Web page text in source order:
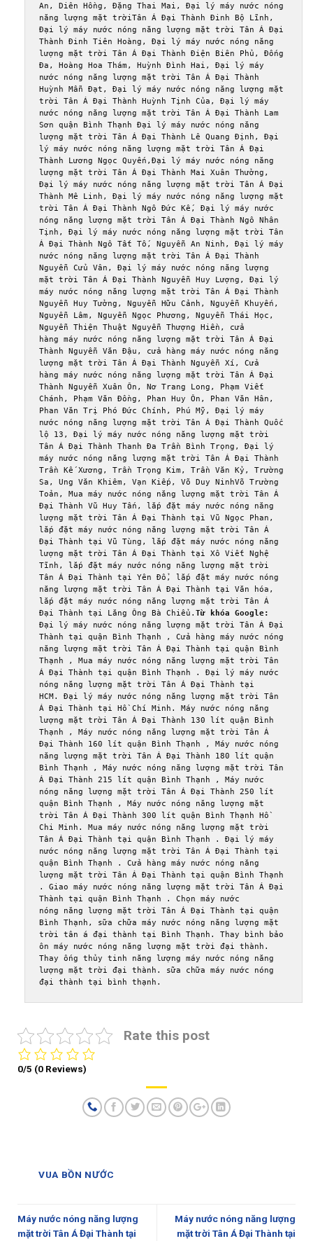
An, Diên Hồng, Đặng Thai Mai, Đại lý máy nước nóng
năng lượng mặt trờiTân Á Đại Thành Đinh Bộ Lĩnh,
Đại lý máy nước nóng năng lượng mặt trời Tân Á Đại
Thành Đinh Tiên Hoàng, Đại lý máy nước nóng năng
lượng mặt trời Tân Á Đại Thành Điện Biên Phủ, Đống
Đa, Hoàng Hoa Thám, Huỳnh Đình Hai, Đại lý máy
nước nóng năng lượng mặt trời Tân Á Đại Thành
Huỳnh Mẫn Đạt, Đại lý máy nước nóng năng lượng mặt
trời Tân Á Đại Thành Huỳnh Tịnh Của, Đại lý máy
nước nóng năng lượng mặt trời Tân Á Đại Thành Lam
Sơn quận Bình Thạnh Đại lý máy nước nóng năng
lượng mặt trời Tân Á Đại Thành Lê Quang Định, Đại
lý máy nước nóng năng lượng mặt trời Tân Á Đại
Thành Lương Ngọc Quyến,Đại lý máy nước nóng năng
lượng mặt trời Tân Á Đại Thành Mai Xuân Thưởng,
Đại lý máy nước nóng năng lượng mặt trời Tân Á Đại
Thành Mê Linh, Đại lý máy nước nóng năng lượng mặt
trời Tân Á Đại Thành Ngô Đức Kế, Đại lý máy nước
nóng năng lượng mặt trời Tân Á Đại Thành Ngô Nhân
Tịnh, Đại lý máy nước nóng năng lượng mặt trời Tân
Á Đại Thành Ngô Tất Tố, Nguyễn An Ninh, Đại lý máy
nước nóng năng lượng mặt trời Tân Á Đại Thành
Nguyễn Cửu Vân, Đại lý máy nước nóng năng lượng
mặt trời Tân Á Đại Thành Nguyễn Huy Lượng, Đại lý
máy nước nóng năng lượng mặt trời Tân Á Đại Thành
Nguyễn Huy Tưởng, Nguyễn Hữu Cảnh, Nguyễn Khuyến,
Nguyễn Lâm, Nguyễn Ngọc Phương, Nguyễn Thái Học,
Nguyễn Thiện Thuật Nguyễn Thượng Hiền, cửa
hàng máy nước nóng năng lượng mặt trời Tân Á Đại
Thành Nguyễn Văn Đậu, cửa hàng máy nước nóng năng
lượng mặt trời Tân Á Đại Thành Nguyễn Xí, Cửa
hàng máy nước nóng năng lượng mặt trời Tân Á Đại
Thành Nguyễn Xuân Ôn, Nơ Trang Long, Phạm Viết
Chánh, Phạm Văn Đồng, Phan Huy Ôn, Phan Văn Hân,
Phan Văn Trị Phó Đức Chính, Phú Mỹ, Đại lý máy
nước nóng năng lượng mặt trời Tân Á Đại Thành Quốc
lộ 13, Đại lý máy nước nóng năng lượng mặt trời
Tân Á Đại Thành Thanh Đa Trần Bình Trọng, Đại lý
máy nước nóng năng lượng mặt trời Tân Á Đại Thành
Trần Kế Xương, Trần Trọng Kim, Trần Văn Kỷ, Trường
Sa, Ung Văn Khiêm, Vạn Kiếp, Võ Duy NinhVõ Trường
Toản, Mua máy nước nóng năng lượng mặt trời Tân Á
Đại Thành Vũ Huy Tấn, lắp đặt máy nước nóng năng
lượng mặt trời Tân Á Đại Thành tại Vũ Ngọc Phan,
lắp đặt máy nước nóng năng lượng mặt trời Tân Á
Đại Thành tại Vũ Tùng, lắp đặt máy nước nóng năng
lượng mặt trời Tân Á Đại Thành tại Xô Viết Nghệ
Tĩnh, lắp đặt máy nước nóng năng lượng mặt trời
Tân Á Đại Thành tại Yên Đổ, lắp đặt máy nước nóng
năng lượng mặt trời Tân Á Đại Thành tại Văn hóa,
lắp đặt máy nước nóng năng lượng mặt trời Tân Á
Đại Thành tại Lăng Ông Bà Chiểu. Từ khóa Google:
Đại lý máy nước nóng năng lượng mặt trời Tân Á Đại
Thành tại quận Bình Thạnh , Cửa hàng máy nước nóng
năng lượng mặt trời Tân Á Đại Thành tại quận Bình
Thạnh , Mua máy nước nóng năng lượng mặt trời Tân
Á Đại Thành tại quận Bình Thạnh . Đại lý máy nước
nóng năng lượng mặt trời Tân Á Đại Thành tại
HCM. Đại lý máy nước nóng năng lượng mặt trời Tân
Á Đại Thành tại Hồ Chí Minh. Máy nước nóng năng
lượng mặt trời Tân Á Đại Thành 130 lít quận Bình
Thạnh , Máy nước nóng năng lượng mặt trời Tân Á
Đại Thành 160 lít quận Bình Thạnh , Máy nước nóng
năng lượng mặt trời Tân Á Đại Thành 180 lít quận
Bình Thạnh , Máy nước nóng năng lượng mặt trời Tân
Á Đại Thành 215 lít quận Bình Thạnh , Máy nước
nóng năng lượng mặt trời Tân Á Đại Thành 250 lít
quận Bình Thạnh , Máy nước nóng năng lượng mặt
trời Tân Á Đại Thành 300 lít quận Bình Thạnh Hồ
Chi Minh. Mua máy nước nóng năng lượng mặt trời
Tân Á Đại Thành tại quận Bình Thạnh . Đại lý máy
nước nóng năng lượng mặt trời Tân Á Đại Thành tại
quận Bình Thạnh . Cửa hàng máy nước nóng năng
lượng mặt trời Tân Á Đại Thành tại quận Bình Thạnh
. Giao máy nước nóng năng lượng mặt trời Tân Á Đại
Thành tại quận Bình Thạnh . Chọn máy nước
nóng năng lượng mặt trời Tân Á Đại Thành tại quận
Bình Thạnh, sữa chữa máy nước nóng năng lượng mặt
trời tân á đại thành tại Bình Thạnh. Thay bình bảo
ôn máy nước nóng năng lượng mặt trời đại thành.
Thay ống thủy tinh năng lượng máy nước nóng năng
lượng mặt trời đại thành. sữa chữa máy nước nóng
đại thành tại bình thạnh.
Rate this post
0/5 (0 Reviews)
VUA BỒN NƯỚC
Máy nước nóng năng lượng
mặt trời Tân Á Đại Thành tại
Máy nước nóng năng lượng
mặt trời Tân Á Đại Thành tại